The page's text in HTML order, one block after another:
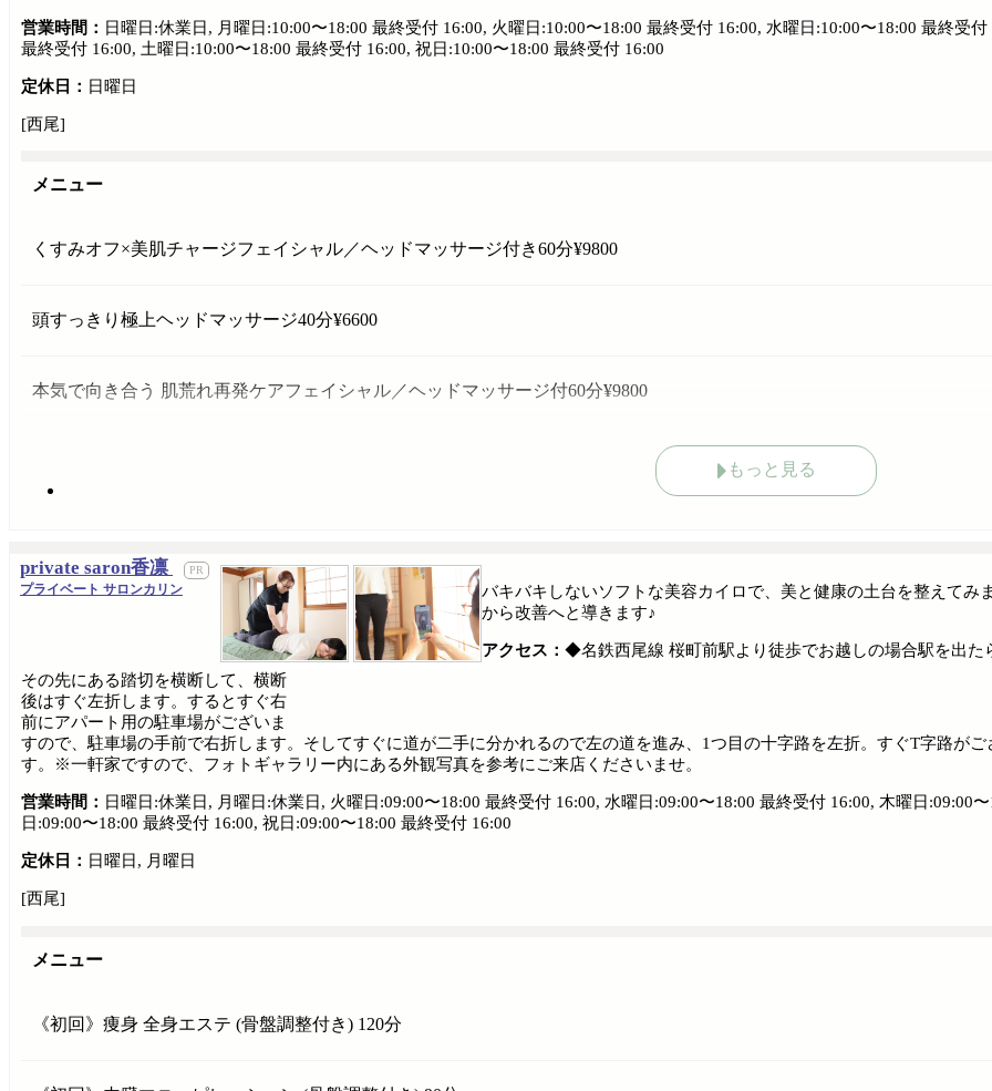
営業時間： 日曜日:休業日, 月曜日:10:00〜18:00 最終受付 16:00, 火曜日:10:00〜18:00 最終受付 16:00, 水曜日:10:00〜18:00 最終受
最終受付 16:00, 土曜日:10:00〜18:00 最終受付 16:00, 祝日:10:00〜18:00 最終受付 16:00
定休日： 日曜日
[西尾]
メニュー
くすみオフ×美肌チャージフェイシャル／ヘッドマッサージ付き60分¥9800
頭すっきり極上ヘッドマッサージ40分¥6600
本気で向き合う 肌荒れ再発ケアフェイシャル／ヘッドマッサージ付60分¥9800
もっと見る
private saron香凛
プライベート サロンカリン
バキバキしないソフトな美容カイロで、美と健康の土台を整えて
から改善へと導きます♪
アクセス： ◆名鉄西尾線 桜町前駅より徒歩でお越しの場合駅を出
その先にある踏切を横断して、横断
後はすぐ左折します。するとすぐ右
前にアパート用の駐車場がございま
すので、駐車場の手前で右折します。そしてすぐに道が二手に分かれるので左の道を進み、1つ目の十字路を左折。すぐT字路が
す。※一軒家ですので、フォトギャラリー内にある外観写真を参考にご来店くださいませ。
営業時間： 日曜日:休業日, 月曜日:休業日, 火曜日:09:00〜18:00 最終受付 16:00, 水曜日:09:00〜18:00 最終受付 16:00, 木曜日:09:00
日:09:00〜18:00 最終受付 16:00, 祝日:09:00〜18:00 最終受付 16:00
定休日： 日曜日, 月曜日
[西尾]
メニュー
《初回》痩身 全身エステ (骨盤調整付き) 120分